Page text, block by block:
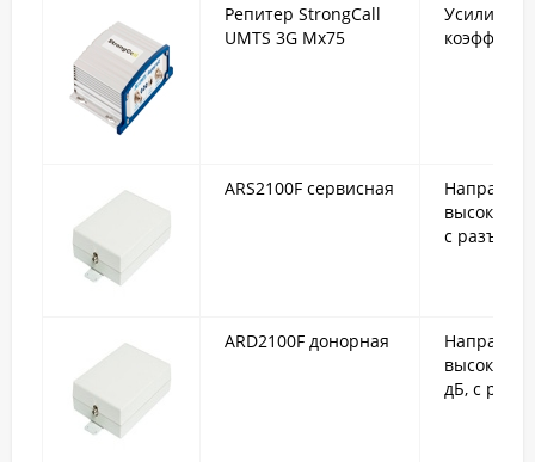
Репитер StrongCall
UMTS 3G Mx75
Усилитель
ARS2100F сервисная
высоким
с
ARD2100F донорная
высоким
дБ, с